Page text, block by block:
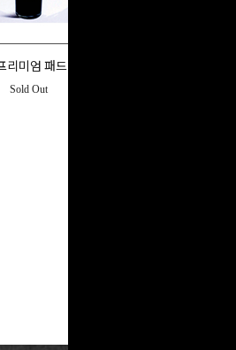
리미엄 패드(A4/A5)
Sold Out